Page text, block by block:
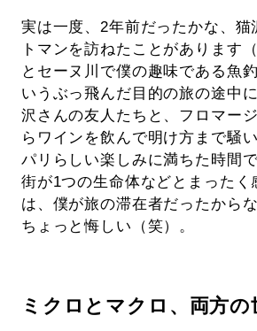
実は一度、2年前だったかな、猫
トマンを訪ねたことがあります
とセーヌ川で僕の趣味である魚
いうぶっ飛んだ目的の旅の途中
沢さんの友人たちと、フロマー
らワインを飲んで明け方まで騒
パリらしい楽しみに満ちた時間
街が1つの生命体などとまったく
は、僕が旅の滞在者だったから
ちょっと悔しい（笑）。
ミクロとマクロ、両方の